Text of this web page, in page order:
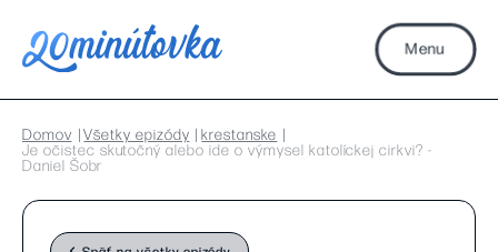
Menu
Domov Všetky epizódy
krestanske
Je očistec skutočný alebo ide o výmysel katolíckej cirkvi? -
Daniel Šobr